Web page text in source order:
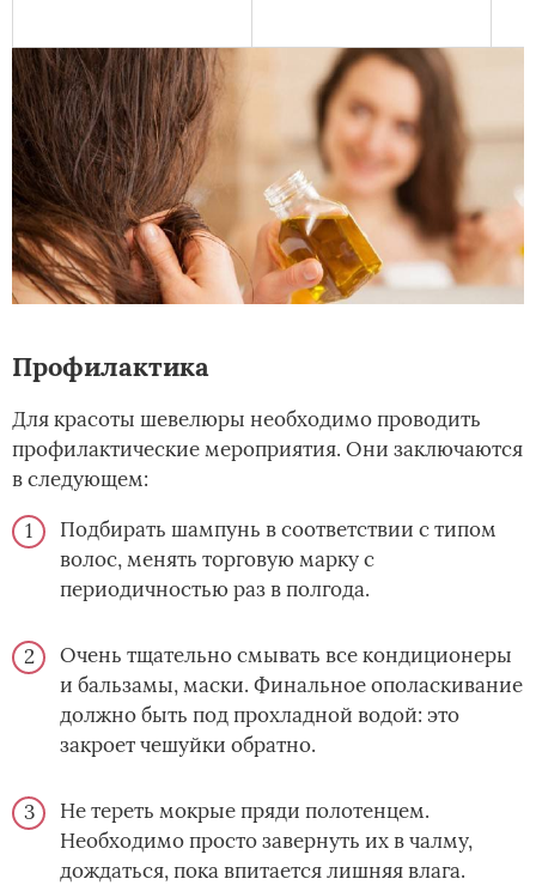
Профилактика
Для красоты шевелюры необходимо проводить
профилактические мероприятия. Они заключаются
в следующем:
Подбирать шампунь в соответствии с типом
волос, менять торговую марку с
периодичностью раз в полгода.
Очень тщательно смывать все кондиционеры
и бальзамы, маски. Финальное ополаскивание
должно быть под прохладной водой: это
закроет чешуйки обратно.
Не тереть мокрые пряди полотенцем.
Необходимо просто завернуть их в чалму,
дождаться, пока впитается лишняя влага.